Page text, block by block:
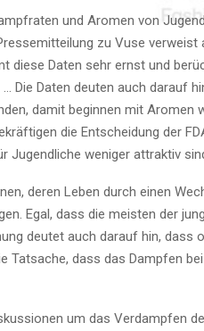
und Aromen von
zu Vuse
diese Daten sehr ernst und
Die Daten deuten auch darauf
damit beginnen mit Aromen
die Entscheidung der
Jugendliche weniger attraktiv
deren Leben durch einen
Egal, dass die meisten der
deutet auch darauf hin, dass
Tatsache, dass das Dampfen
um das Verdampfen